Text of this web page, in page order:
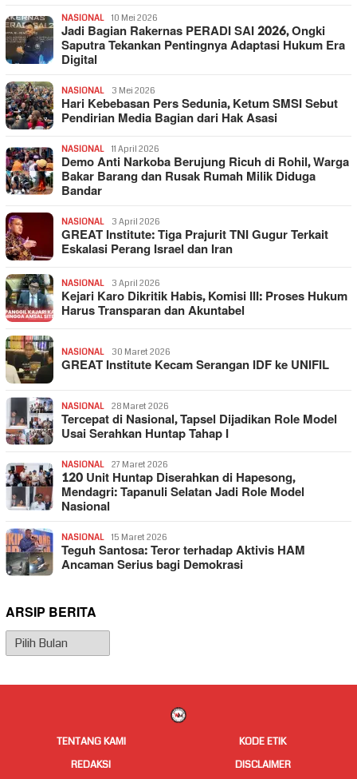
NASIONAL 10 Mei 2026
Jadi Bagian Rakernas PERADI SAI 2026, Ongki
Saputra Tekankan Pentingnya Adaptasi Hukum Era
Digital
NASIONAL 3 Mei 2026
Hari Kebebasan Pers Sedunia, Ketum SMSI Sebut
Pendirian Media Bagian dari Hak Asasi
NASIONAL 11 April 2026
Demo Anti Narkoba Berujung Ricuh di Rohil, Warga
Bakar Barang dan Rusak Rumah Milik Diduga
Bandar
NASIONAL 3 April 2026
GREAT Institute: Tiga Prajurit TNI Gugur Terkait
Eskalasi Perang Israel dan Iran
NASIONAL 3 April 2026
Kejari Karo Dikritik Habis, Komisi III: Proses Hukum
Harus Transparan dan Akuntabel
NASIONAL 30 Maret 2026
GREAT Institute Kecam Serangan IDF ke UNIFIL
NASIONAL 28 Maret 2026
Tercepat di Nasional, Tapsel Dijadikan Role Model
Usai Serahkan Huntap Tahap I
NASIONAL 27 Maret 2026
120 Unit Huntap Diserahkan di Hapesong,
Mendagri: Tapanuli Selatan Jadi Role Model
Nasional
NASIONAL 15 Maret 2026
Teguh Santosa: Teror terhadap Aktivis HAM
Ancaman Serius bagi Demokrasi
ARSIP BERITA
Arsip
Berita
TENTANG KAMI
KODE ETIK
REDAKSI
DISCLAIMER